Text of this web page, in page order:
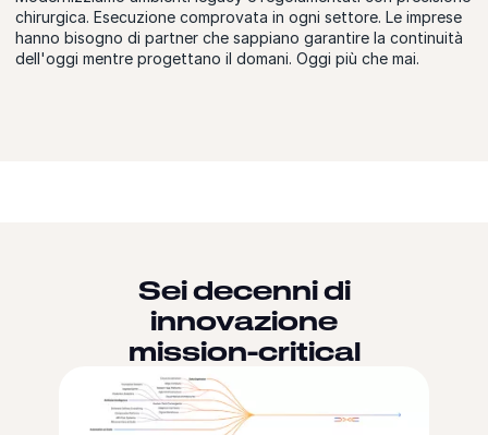
chirurgica. Esecuzione comprovata in ogni settore. Le imprese
hanno bisogno di partner che sappiano garantire la continuità
dell'oggi mentre progettano il domani. Oggi più che mai.
Sei decenni di
innovazione
mission-critical